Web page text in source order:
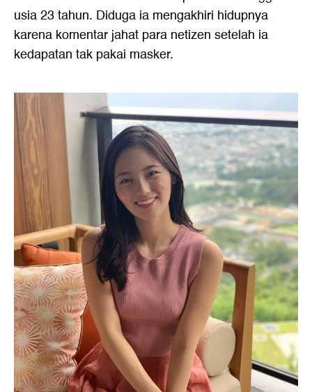
usia 23 tahun. Diduga ia mengakhiri hidupnya
karena komentar jahat para netizen setelah ia
kedapatan tak pakai masker.